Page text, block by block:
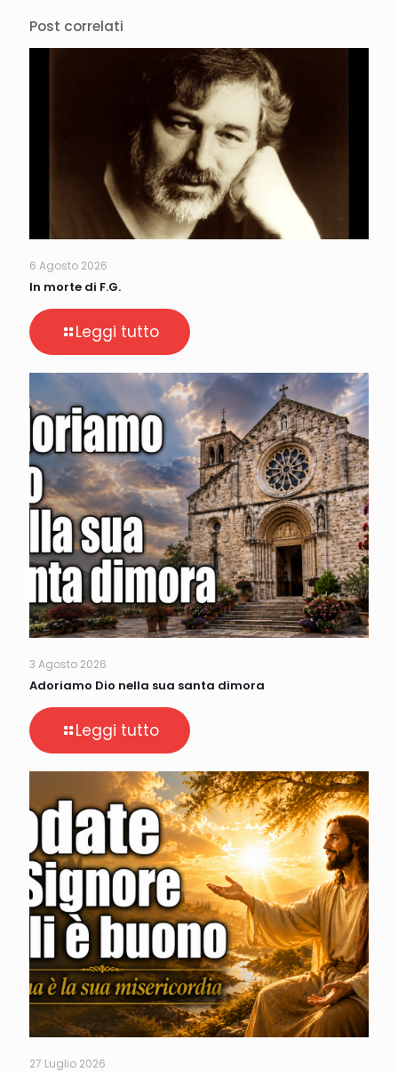
Post correlati
6 Agosto 2026
In morte di F.G.
Leggi tutto
3 Agosto 2026
Adoriamo Dio nella sua santa dimora
Leggi tutto
27 Luglio 2026